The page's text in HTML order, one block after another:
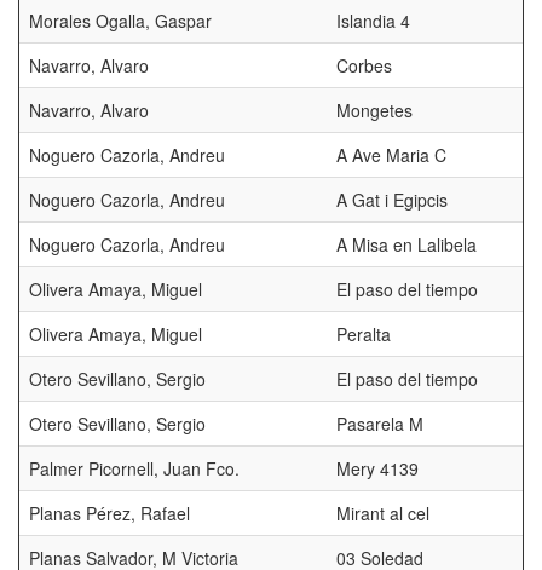
Morales Ogalla, Gaspar
Islandia 4
Navarro, Alvaro
Corbes
Navarro, Alvaro
Mongetes
Noguero Cazorla, Andreu
A Ave Maria C
Noguero Cazorla, Andreu
A Gat i Egipcis
Noguero Cazorla, Andreu
A Misa en Lalibela
Olivera Amaya, Miguel
El paso del tiempo
Olivera Amaya, Miguel
Peralta
Otero Sevillano, Sergio
El paso del tiempo
Otero Sevillano, Sergio
Pasarela M
Palmer Picornell, Juan Fco.
Mery 4139
Planas Pérez, Rafael
Mirant al cel
Planas Salvador, M Victoria
03 Soledad